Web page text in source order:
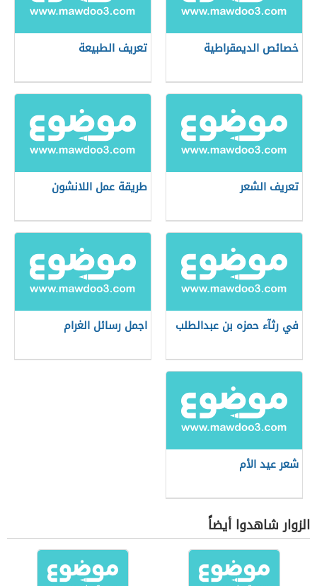
خصائص الديمقراطية تعريف الطبيعة
تعريف الشعر طريقة عمل اللانشون
في رثآء حمزه بن عبدالطلب اجمل رسائل الغرام
شعر عيد الأم
الزوار شاهدوا أيضاً